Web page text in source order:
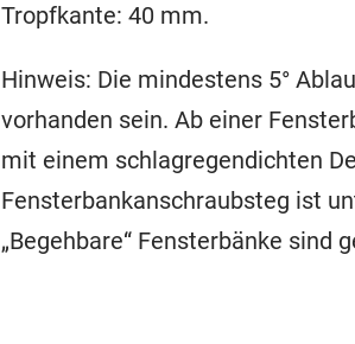
Tropfkante: 40 mm.
Hinweis: Die mindestens 5°
vorhanden sein. Ab einer
mit einem schlagregendichten
Fensterbankanschraubsteg ist
„Begehbare“ Fensterbänke sind